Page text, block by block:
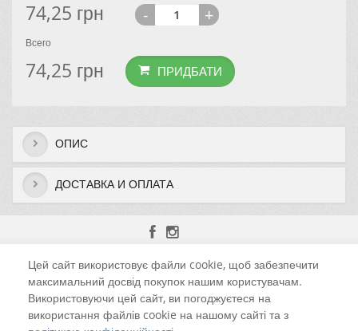
74,25 грн - +
Всего
74,25 грн ПРИДБАТИ
ОПИС
ДОСТАВКА И ОПЛАТА
м. Чернівці, вул. Калинівська, 13-Б
+38 (098) 925-52-59 Viber
Цей сайт використовує файли cookie, щоб забезпечити
максимальний досвід покупок нашим користувачам.
Використовуючи цей сайт, ви погоджуєтеся на
використання файлів cookie на нашому сайті та з